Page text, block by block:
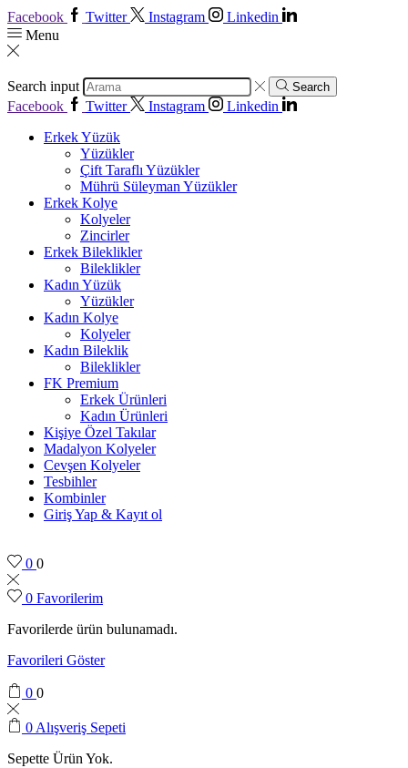
Facebook Twitter Instagram
Linkedin
Menu
Search input Search
Facebook Twitter Instagram
Linkedin
Erkek Yüzük
Yüzükler
Çift Taraflı Yüzükler
Mührü Süleyman Yüzükler
Erkek Kolye
Kolyeler
Zincirler
Erkek Bileklikler
Bileklikler
Kadın Yüzük
Yüzükler
Kadın Kolye
Kolyeler
Kadın Bileklik
Bileklikler
FK Premium
Erkek Ürünleri
Kadın Ürünleri
Kişiye Özel Takılar
Madalyon Kolyeler
Cevşen Kolyeler
Tesbihler
Kombinler
Giriş Yap & Kayıt ol
0 0
0 Favorilerim
Favorilerde ürün bulunamadı.
Favorileri Göster
0 0
0 Alışveriş Sepeti
Sepette Ürün Yok.